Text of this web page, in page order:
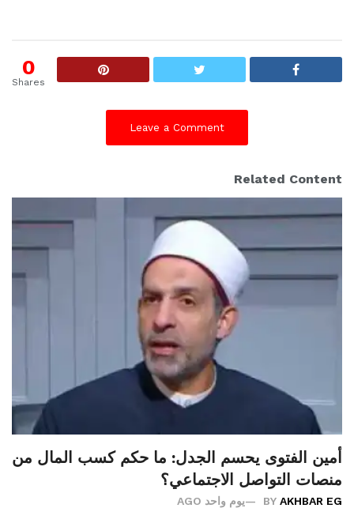
0
Shares
Leave a Comment
Related Content
أمين الفتوى يحسم الجدل: ما حكم كسب المال من
منصات التواصل الاجتماعي؟
BY AKHBAR EG يوم واحد AGO